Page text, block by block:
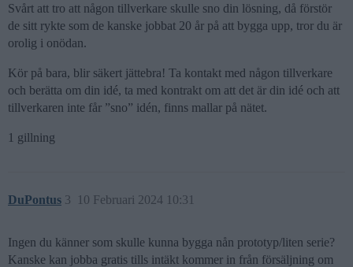
Svårt att tro att någon tillverkare skulle sno din lösning, då förstör
de sitt rykte som de kanske jobbat 20 år på att bygga upp, tror du är
orolig i onödan.
Kör på bara, blir säkert jättebra! Ta kontakt med någon tillverkare
och berätta om din idé, ta med kontrakt om att det är din idé och att
tillverkaren inte får ”sno” idén, finns mallar på nätet.
1 gillning
DuPontus 10 Februari 2024 10:31
3
Ingen du känner som skulle kunna bygga nån prototyp/liten serie?
Kanske kan jobba gratis tills intäkt kommer in från försäljning om